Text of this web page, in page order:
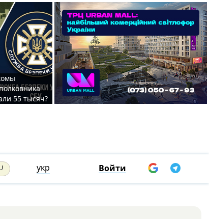
55 тысяч?
укр Войти